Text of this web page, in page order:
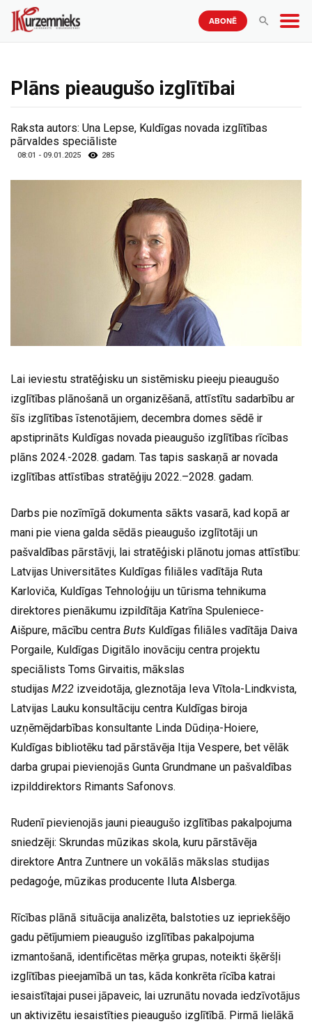
ABONĒ
Plāns pieaugušo izglītībai
Raksta autors: Una Lepse, Kuldīgas novada izglītības
pārvaldes speciāliste
08:01 - 09.01.2025 285
Lai ieviestu stratēģisku un sistēmisku pieeju pieaugušo
izglītības plānošanā un organizēšanā, attīstītu sadarbību ar
šīs izglītības īstenotājiem, decembra domes sēdē ir
apstiprināts Kuldīgas novada pieaugušo izglītības rīcības
plāns 2024.-2028. gadam. Tas tapis saskaņā ar novada
izglītības attīstības stratēģiju 2022.–2028. gadam.
Darbs pie nozīmīgā dokumenta sākts vasarā, kad kopā ar
mani pie viena galda sēdās pieaugušo izglītotāji un
pašvaldības pārstāvji, lai stratēģiski plānotu jomas attīstību:
Latvijas Universitātes Kuldīgas filiāles vadītāja Ruta
Karloviča, Kuldīgas Tehnoloģiju un tūrisma tehnikuma
direktores pienākumu izpildītāja Katrīna Spuleniece-
Aišpure, mācību centra Buts Kuldīgas filiāles vadītāja Daiva
Porgaile, Kuldīgas Digitālo inovāciju centra projektu
speciālists Toms Girvaitis, mākslas
studijas M22 izveidotāja, gleznotāja Ieva Vītola-Lindkvista,
Latvijas Lauku konsultāciju centra Kuldīgas biroja
uzņēmējdarbības konsultante Linda Dūdiņa-Hoiere,
Kuldīgas bibliotēku tad pārstāvēja Itija Vespere, bet vēlāk
darba grupai pievienojās Gunta Grundmane un pašvaldības
izpilddirektors Rimants Safonovs.
Rudenī pievienojās jauni pieaugušo izglītības pakalpojuma
sniedzēji: Skrundas mūzikas skola, kuru pārstāvēja
direktore Antra Zuntnere un vokālās mākslas studijas
pedagoģe, mūzikas producente Iluta Alsberga.
Rīcības plānā situācija analizēta, balstoties uz iepriekšējo
gadu pētījumiem pieaugušo izglītības pakalpojuma
izmantošanā, identificētas mērķa grupas, noteikti šķēršļi
izglītības pieejamībā un tas, kāda konkrēta rīcība katrai
iesaistītajai pusei jāpaveic, lai uzrunātu novada iedzīvotājus
un aktivizētu iesaistīties pieaugušo izglītībā. Pirmā lielākā